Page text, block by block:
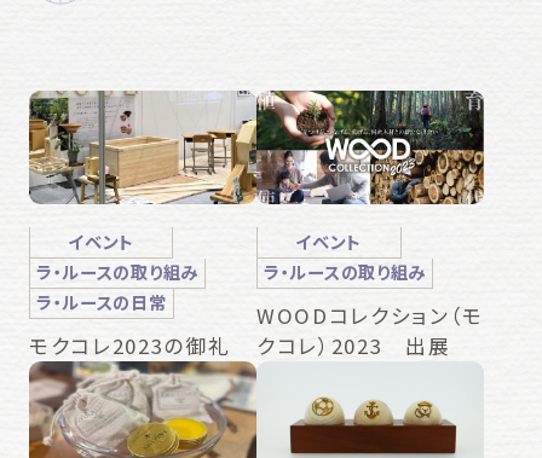
イベント
ラ・ルースの取り組み
ラ・ルースの日常
モクコレ2023の御礼
イベント
ラ・ルースの取り組み
WOODコレクション（モ
クコレ）2023 出展